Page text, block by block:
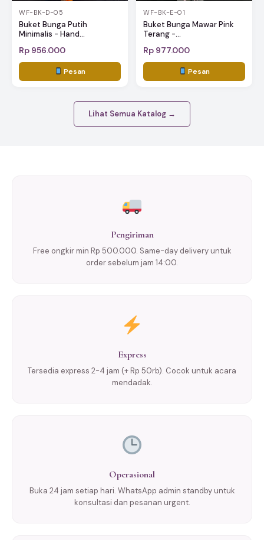
WF-BK-D-05
Buket Bunga Putih
Minimalis - Hand...
Rp 956.000
Pesan
WF-BK-E-01
Buket Bunga Mawar Pink
Terang -...
Rp 977.000
Pesan
Lihat Semua Katalog →
Pengiriman
Free ongkir min Rp 500.000. Same-day delivery untuk
order sebelum jam 14:00.
Express
Tersedia express 2-4 jam (+ Rp 50rb). Cocok untuk acara
mendadak.
Operasional
Buka 24 jam setiap hari. WhatsApp admin standby untuk
konsultasi dan pesanan urgent.